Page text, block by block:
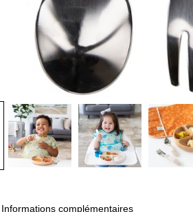
Informations complémentaires